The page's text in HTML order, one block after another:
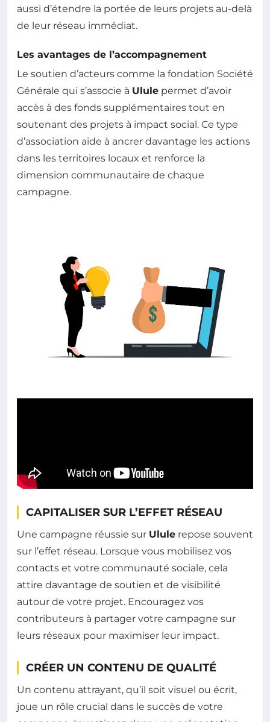
aussi d’étendre la portée de leurs projets au-delà
de leur réseau immédiat.
Les avantages de l’accompagnement
Le soutien d’acteurs comme la fondation Société
Générale qui s’associe à Ulule permet d’avoir
accès à des fonds supplémentaires tout en
soutenant des projets à impact social. Ce type
d’association aide à ancrer davantage les actions
dans les territoires locaux et renforce la
dimension communautaire de chaque
campagne.
CAPITALISER SUR L’EFFET RÉSEAU
Une campagne réussie sur Ulule repose souvent
sur l’effet réseau. Lorsque vous mobilisez vos
contacts et votre communauté sociale, cela
attire davantage de soutien et de visibilité
autour de votre projet. Encouragez vos
contributeurs à partager votre campagne sur
leurs réseaux pour maximiser leur impact.
CRÉER UN CONTENU DE QUALITÉ
Un contenu attrayant, qu’il soit visuel ou écrit,
joue un rôle crucial dans le succès de votre